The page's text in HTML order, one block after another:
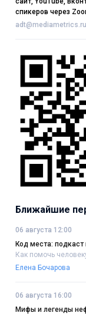
спикеров через
adt@mediametrics.ru
Ближайшие
06 августа 12:00
Код места:
Как помочь
Елена Бочарова
06 августа 16:00
Мифы и легенды